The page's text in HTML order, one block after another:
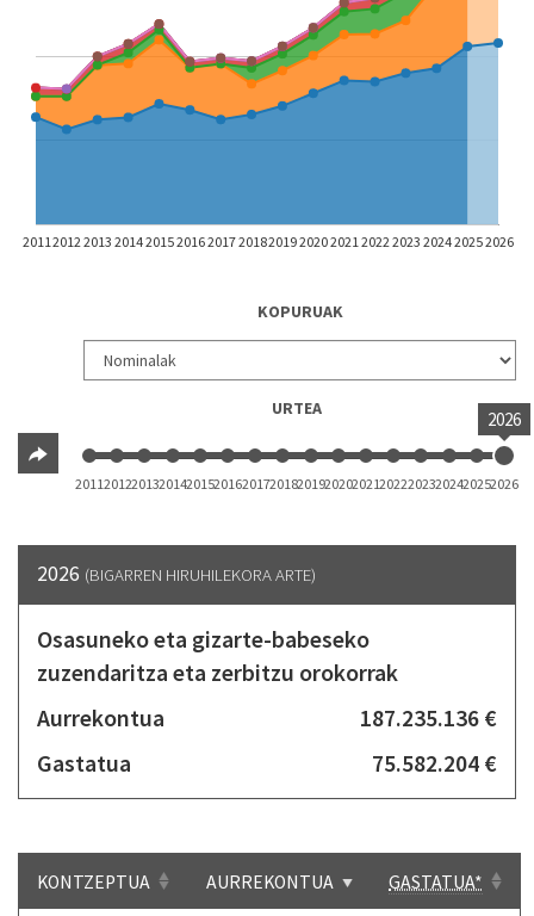
2011 2012 2013 20142015201620172018201920202021 20222023202420252026
KOPURUAK
URTEA 2026
2011201220132014201520162017201820192020202120222023202420252026
2026 (BIGARREN HIRUHILEKORA ARTE)
Osasuneko eta gizarte-babeseko
zuzendaritza eta zerbitzu orokorrak
Aurrekontua
187.235.136 €
Gastatua
75.582.204 €
KONTZEPTUA AURREKONTUA GASTATUA*